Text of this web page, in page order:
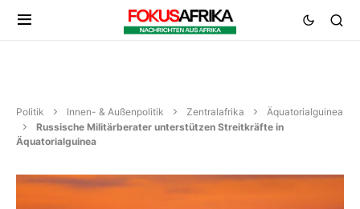
Politik Innen- & Außenpolitik Zentralafrika
Äquatorialguinea
Russische Militärberater unterstützen Streitkräfte in
Äquatorialguinea